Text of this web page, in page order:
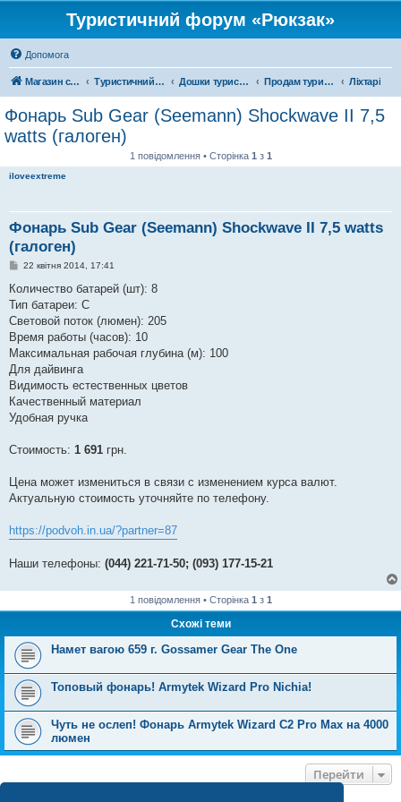
Туристичний форум «Рюкзак»
Допомога
Магазин спорядження Туристичний форум «Рюкзак» Дошки туристичних оголошень Продам туристичне спорядження Ліхтарі
Фонарь Sub Gear (Seemann) Shockwave II 7,5
watts (галоген)
1 повідомлення • Сторінка 1 з 1
iloveextreme
Фонарь Sub Gear (Seemann) Shockwave II 7,5 watts
(галоген)
П
в
д
о
л
е
н
я
22 квітня 2014, 17:41
Количество батарей (шт): 8
Тип батареи: С
Световой поток (люмен): 205
Время работы (часов): 10
Максимальная рабочая глубина (м): 100
Для дайвинга
Видимость естественных цветов
Качественный материал
Удобная ручка
Стоимость: 1 691 грн.
Цена может измениться в связи с изменением курса валют.
Актуальную стоимость уточняйте по телефону.
https://podvoh.in.ua/?partner=87
Наши телефоны: (044) 221-71-50; (093) 177-15-21
1 повідомлення • Сторінка 1 з 1
Схожі теми
Намет вагою 659 г. Gossamer Gear The One
Топовый фонарь! Armytek Wizard Pro Nichia!
Чуть не ослеп! Фонарь Armytek Wizard C2 Pro Max на 4000
люмен
Перейти